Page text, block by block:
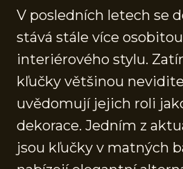
V posledních letech se
stává stále více
interiérového stylu.
kľučky většinou
uvědomují jejich roli
dekorace. Jedním z
jsou kľučky v matných